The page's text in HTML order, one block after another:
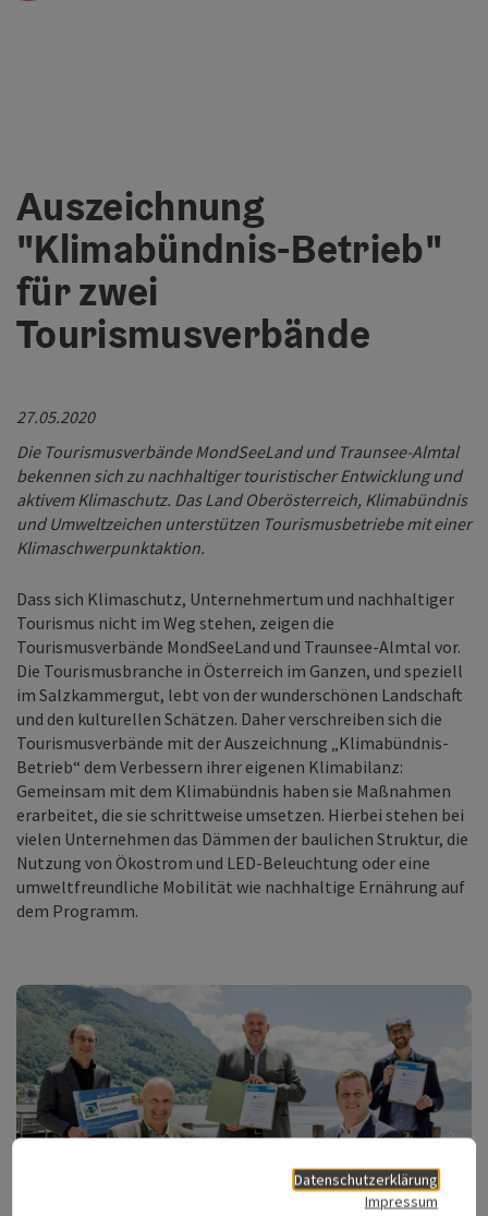
Auszeichnung
"Klimabündnis-Betrieb"
für zwei
Tourismusverbände
27.05.2020
Die Tourismusverbände MondSeeLand und Traunsee-Almtal
bekennen sich zu nachhaltiger touristischer Entwicklung und
aktivem Klimaschutz. Das Land Oberösterreich, Klimabündnis
und Umweltzeichen unterstützen Tourismusbetriebe mit einer
Klimaschwerpunktaktion.
Dass sich Klimaschutz, Unternehmertum und nachhaltiger
Tourismus nicht im Weg stehen, zeigen die
Tourismusverbände MondSeeLand und Traunsee-Almtal vor.
Die Tourismusbranche in Österreich im Ganzen, und speziell
im Salzkammergut, lebt von der wunderschönen Landschaft
und den kulturellen Schätzen. Daher verschreiben sich die
Tourismusverbände mit der Auszeichnung „Klimabündnis-
Betrieb“ dem Verbessern ihrer eigenen Klimabilanz:
Gemeinsam mit dem Klimabündnis haben sie Maßnahmen
erarbeitet, die sie schrittweise umsetzen. Hierbei stehen bei
vielen Unternehmen das Dämmen der baulichen Struktur, die
Nutzung von Ökostrom und LED-Beleuchtung oder eine
umweltfreundliche Mobilität wie nachhaltige Ernährung auf
dem Programm.
Datenschutzerklärung
Impressum